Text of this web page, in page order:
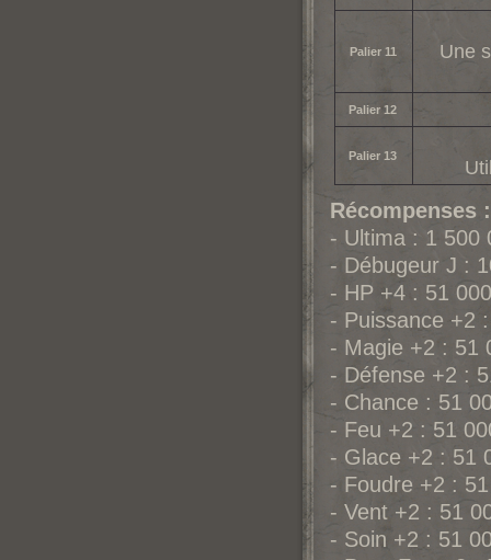
Palier 11 Une
Palier 12
Palier 13
Récompenses :
- Ultima : 1 500
- Débugeur J :
- HP +4 : 51
- Puissance +2
- Magie +2 : 51
- Défense +2 :
- Chance : 51
- Feu +2 : 51
- Glace +2 : 51
- Foudre +2 :
- Vent +2 : 51
- Soin +2 : 51